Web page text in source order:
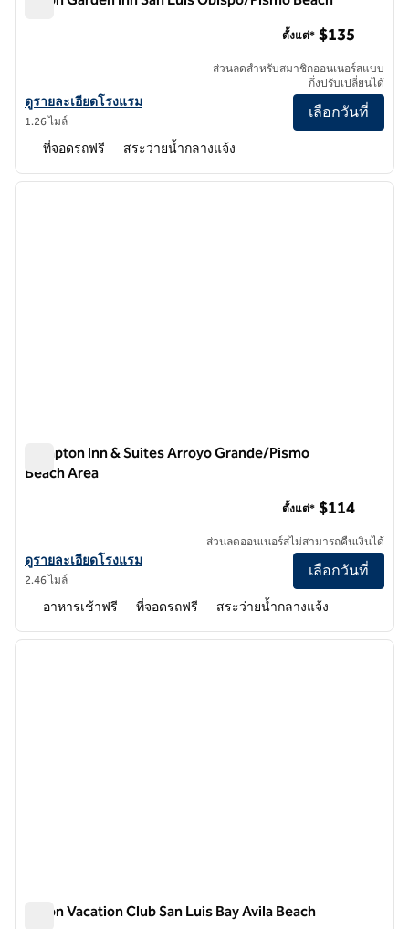
ดูรายละเอียดโรงแรม Hilton Garden Inn San Luis Obispo/Pismo
ดูรายละเอียดโรงแรม
1.26 ไมล์
ตั้งแต่* $135
ส่วนลดสําหรับสมาชิกออนเนอร์สแบบ
กึ่งปรับเปลี่ยนได้
เลือกวันที่
ที่จอดรถฟรี สระว่ายน้ำกลางแจ้ง
1 จาก 12
ภาพถั
Hampton Inn & Suites Arroyo Grande/Pismo
Beach Area
ดูรายละเอียดโรงแรมสําหรับ Hampton Inn & Suites Arroyo Grande/
ดูรายละเอียดโรงแรม
2.46 ไมล์
ตั้งแต่* $114
ส่วนลดออนเนอร์สไม่สามารถคืนเงินได้
เลือกวันที่
อาหารเช้าฟรี ที่จอดรถฟรี สระว่ายน้ำกลางแจ้ง
1 จาก 12
ภาพถั
Hilton Vacation Club San Luis Bay Avila Beach